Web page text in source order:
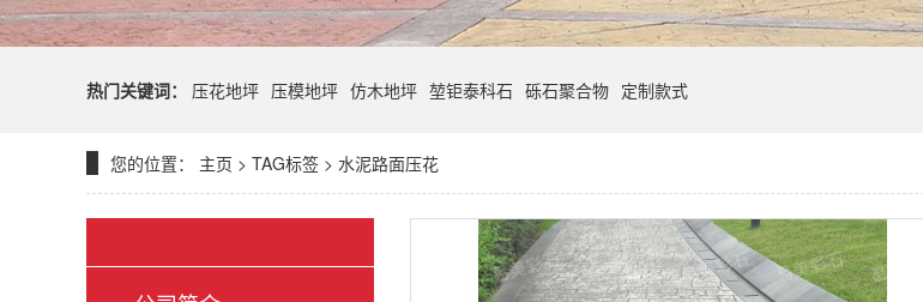
热门关键词： 压花地坪 压模地坪 仿木地坪 堃钜泰科石 砾石聚合物 定制款式
您的位置： 主页 > TAG标签 > 水泥路面压花